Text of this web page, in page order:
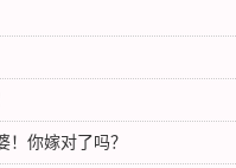
你嫁对了吗？